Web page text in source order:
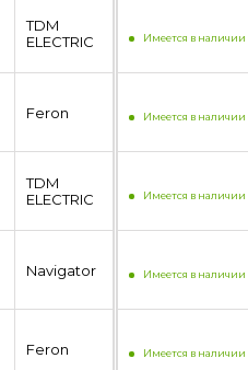
TDM
ЕLECTRIC
Feron
TDM
ЕLECTRIC
Navigator
Feron
Имеется в наличии
Имеется в наличии
Имеется в наличии
Имеется в наличии
Имеется в наличии